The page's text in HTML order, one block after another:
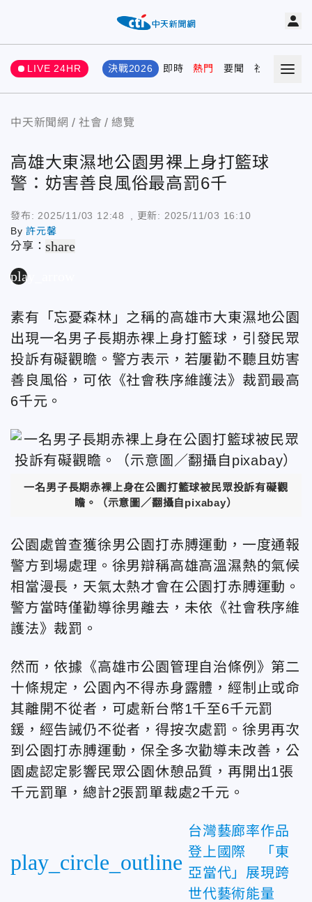
LIVE 24HR 決戰2026 即時 熱門 要聞 社會 娛樂
中天新聞網 社會 總覽
高雄大東濕地公園男裸上身打籃球
警：妨害善良風俗最高罰6千
發布: 2025/11/03 12:48 , 更新: 2025/11/03 16:10
By許元馨
分享：share
play_arrow
素有 「忘憂森林」之稱的高雄市大東濕地公園
出現一名男子長期赤裸上身打籃球， 引發民眾
投訴有礙觀瞻。 警方表示，若屢勸不聽且妨害
善良風俗，可依《社會秩序維護法》裁罰最高
6千元。
一名男子長期赤裸上身在公園打籃球被民眾投訴有礙觀
瞻。
（示意圖／翻攝自pixabay）
公園處曾查獲徐男公園打赤膊運動，一度通報
警方到場處理。徐男辯稱高雄高溫濕熱的氣候
相當漫長，天氣太熱才會在公園打赤膊運動。
警方當時僅勸導徐男離去，未依《社會秩序維
護法》裁罰。
然而，依據《高雄市公園管理自治條例》第二
十條規定，公園內不得赤身露體，經制止或命
其離開不從者，可處新台幣1千至6千元罰
鍰，經告誡仍不從者，得按次處罰。徐男再次
到公園打赤膊運動，保全多次勸導未改善，公
園處認定影響民眾公園休憩品質，再開出1張
千元罰單，總計2張罰單裁處2千元。
play_circle_outline
台灣藝廊率作品
登上國際 「東
亞當代」展現跨
世代藝術能量